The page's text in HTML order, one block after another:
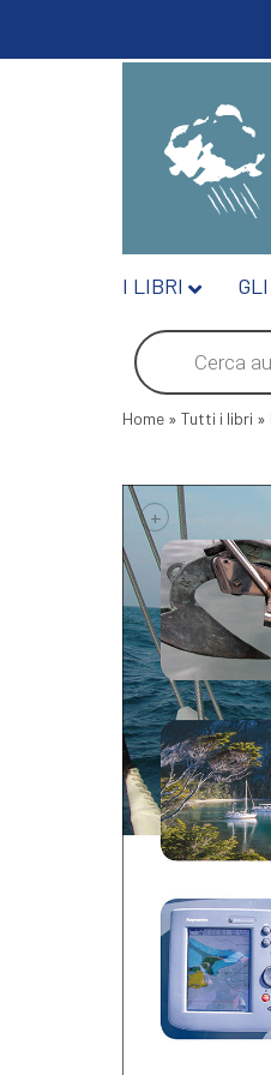
I LIBRI
Products
search
Home » Tutti i libri »
+